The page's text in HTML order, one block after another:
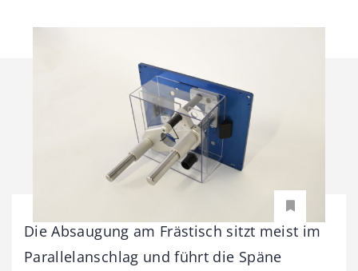
Die Absaugung am Frästisch sitzt meist im
Parallelanschlag und führt die Späne